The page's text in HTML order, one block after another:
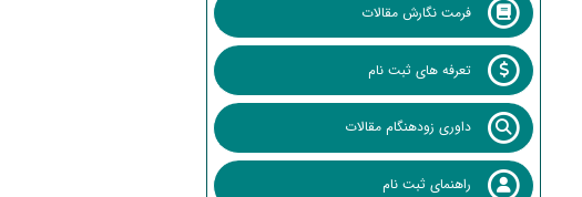
فرمت نگارش مقالات
تعرفه های ثبت نام
داوری زودهنگام مقالات
راهنمای ثبت نام